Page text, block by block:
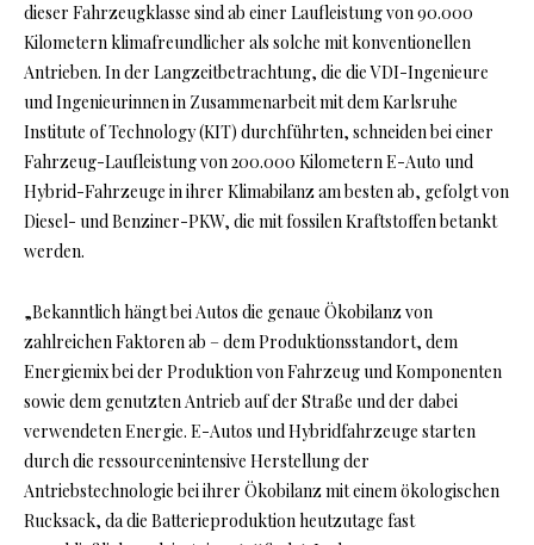
dieser Fahrzeugklasse sind ab einer Laufleistung von 90.000
Kilometern klimafreundlicher als solche mit konventionellen
Antrieben. In der Langzeitbetrachtung, die die VDI-Ingenieure
und Ingenieurinnen in Zusammenarbeit mit dem Karlsruhe
Institute of Technology (KIT) durchführten, schneiden bei einer
Fahrzeug-Laufleistung von 200.000 Kilometern E-Auto und
Hybrid-Fahrzeuge in ihrer Klimabilanz am besten ab, gefolgt von
Diesel- und Benziner-PKW, die mit fossilen Kraftstoffen betankt
werden.
„Bekanntlich hängt bei Autos die genaue Ökobilanz von
zahlreichen Faktoren ab – dem Produktionsstandort, dem
Energiemix bei der Produktion von Fahrzeug und Komponenten
sowie dem genutzten Antrieb auf der Straße und der dabei
verwendeten Energie. E-Autos und Hybridfahrzeuge starten
durch die ressourcenintensive Herstellung der
Antriebstechnologie bei ihrer Ökobilanz mit einem ökologischen
Rucksack, da die Batterieproduktion heutzutage fast